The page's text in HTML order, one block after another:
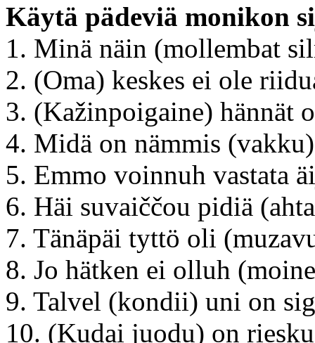
Käytä pädeviä monikon
1. Minä näin (mollembat
2. (Oma) keskes ei ole
3. (Kažinpoigaine) hännät
4. Midä on nämmis
5. Emmo voinnuh vastata
6. Häi suvaiččou pidiä
7. Tänäpäi tyttö oli
8. Jo hätken ei olluh
9. Talvel (kondii) uni on
10. (Kudai juodu) on